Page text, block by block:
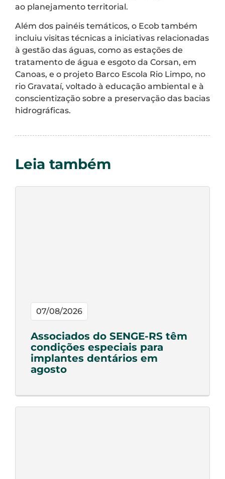
ao planejamento territorial.
Além dos painéis temáticos, o Ecob também
incluiu visitas técnicas a iniciativas relacionadas
à gestão das águas, como as estações de
tratamento de água e esgoto da Corsan, em
Canoas, e o projeto Barco Escola Rio Limpo, no
rio Gravataí, voltado à educação ambiental e à
conscientização sobre a preservação das bacias
hidrográficas.
Leia também
07/08/2026
Associados do SENGE-RS têm
condições especiais para
implantes dentários em
agosto